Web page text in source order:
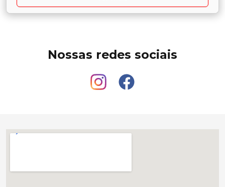
Nossas redes sociais